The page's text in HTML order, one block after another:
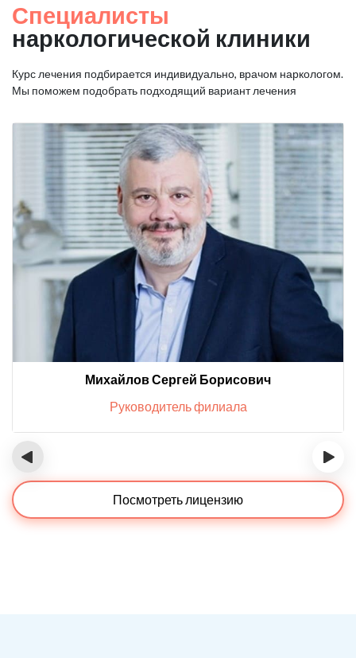
Специалисты
наркологической клиники
Курс лечения подбирается индивидуально, врачом наркологом.
Мы поможем подобрать подходящий вариант лечения
Михайлов Сергей Борисович
Руководитель филиала
‹ ›
Посмотреть лицензию